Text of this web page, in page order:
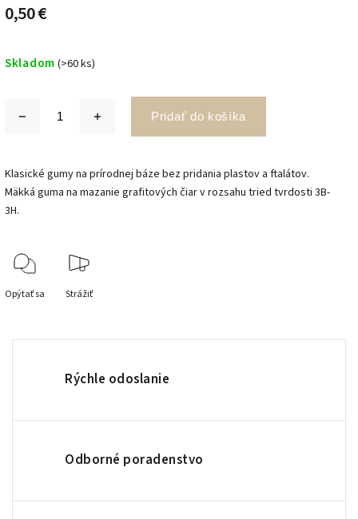
0,50 €
Skladom (>60 ks)
Pridať do košíka
Klasické gumy na prírodnej báze bez pridania plastov a ftalátov.
Mäkká guma na mazanie grafitových čiar v rozsahu tried tvrdosti 3B-
3H.
Opýtať sa Strážiť
Rýchle odoslanie
Odborné poradenstvo